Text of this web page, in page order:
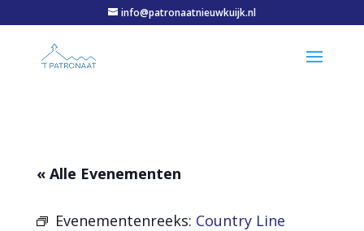
info@patronaatnieuwkuijk.nl
« Alle Evenementen
Evenementenreeks: Country Line